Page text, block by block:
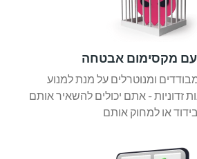
עם מקסימום אבטחה
ומנוטרלים על מנת למנוע
זדוניות - אתם יכולים להשאיר אותם